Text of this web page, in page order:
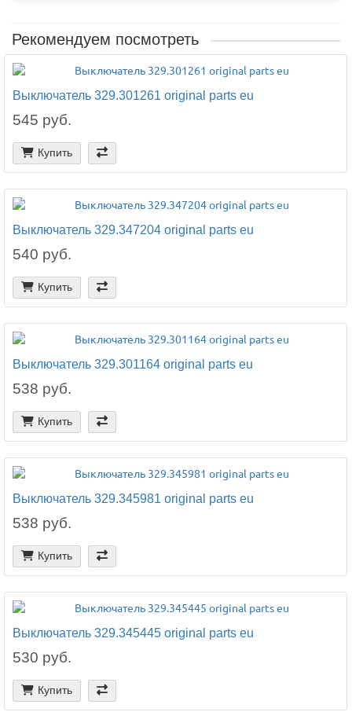
Рекомендуем посмотреть
Выключатель 329.301261 original parts eu
545 руб.
Купить
Выключатель 329.347204 original parts eu
540 руб.
Купить
Выключатель 329.301164 original parts eu
538 руб.
Купить
Выключатель 329.345981 original parts eu
538 руб.
Купить
Выключатель 329.345445 original parts eu
530 руб.
Купить